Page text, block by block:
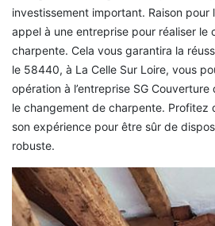
investissement important. Raison
appel à une entreprise pour réaliser le
charpente. Cela vous garantira la
le 58440, à La Celle Sur Loire, vous
opération à l’entreprise SG
le changement de charpente. Profitez
son expérience pour être sûr de
robuste.